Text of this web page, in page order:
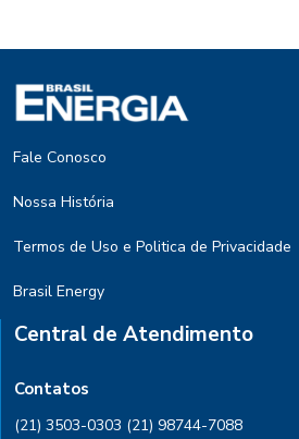
Fale Conosco
Nossa História
Termos de Uso e Politica de Privacidade
Brasil Energy
Central de Atendimento
Contatos
(21) 3503-0303 (21) 98744-7088